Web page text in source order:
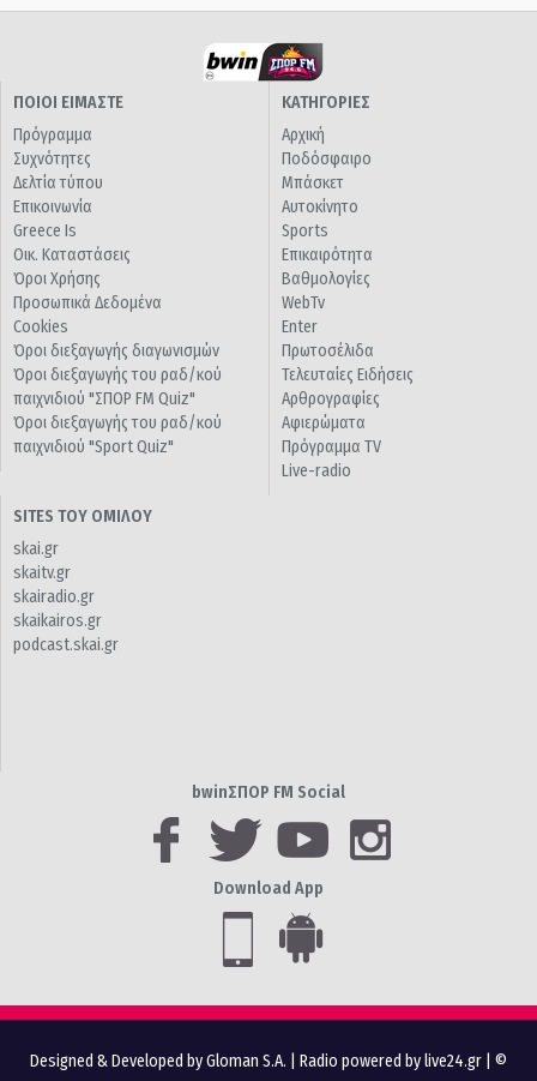
ΠΟΙΟΙ ΕΙΜΑΣΤΕ
Πρόγραμμα
Συχνότητες
Δελτία τύπου
Επικοινωνία
Greece Is
Οικ. Καταστάσεις
Όροι Χρήσης
Προσωπικά Δεδομένα
Cookies
Όροι διεξαγωγής διαγωνισμών
Όροι διεξαγωγής του ραδ/κού
παιχνιδιού "ΣΠΟΡ FM Quiz"
Όροι διεξαγωγής του ραδ/κού
παιχνιδιού "Sport Quiz"
ΚΑΤΗΓΟΡΙΕΣ
Αρχική
Ποδόσφαιρο
Μπάσκετ
Αυτοκίνητο
Sports
Επικαιρότητα
Βαθμολογίες
WebTv
Enter
Πρωτοσέλιδα
Τελευταίες Ειδήσεις
Αρθρογραφίες
Αφιερώματα
Πρόγραμμα TV
Live-radio
SITES ΤΟΥ ΟΜΙΛΟΥ
skai.gr
skaitv.gr
skairadio.gr
skaikairos.gr
podcast.skai.gr
bwinΣΠΟΡ FM Social
Download App
Designed & Developed by Gloman S.A. Radio powered by live24.gr | ©